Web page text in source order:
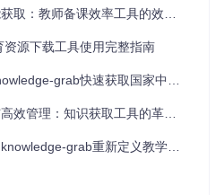
信息将书籍有序排列一样，kno
花费额外时间整理下载的资源。
：教师备课效率工具的效率革命
源下载工具使用完整指南
快速获取国家中小学智慧教育平台资源
管理：知识获取工具的革新之路
grab重新定义教学资料管理流程